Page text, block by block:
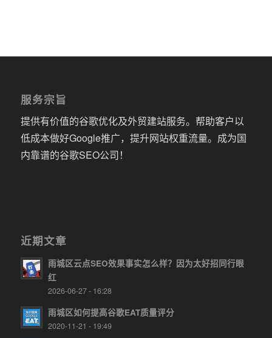
服务宗旨
提供有价值的谷歌优化及外贸建站服务。帮助客户以
低成本做好Google推广，提升网站权重流量。成为国
内靠谱的谷歌SEO公司！
近期文章
雨城区云点SEO效果事实怎么样？因为太好招同行眼
红
2026-06-27 - 16:28
雨城区如何提高谷歌EAT质量评分
2020-11-21 - 19:49